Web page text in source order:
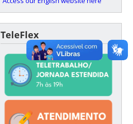
TeleFlex